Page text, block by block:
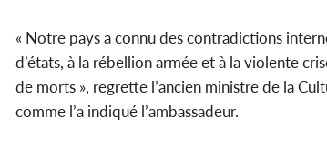
« Notre pays a connu des contradictions
d’états, à la rébellion armée et à la violente
de morts », regrette l’ancien ministre de la
comme l’a indiqué l’ambassadeur.